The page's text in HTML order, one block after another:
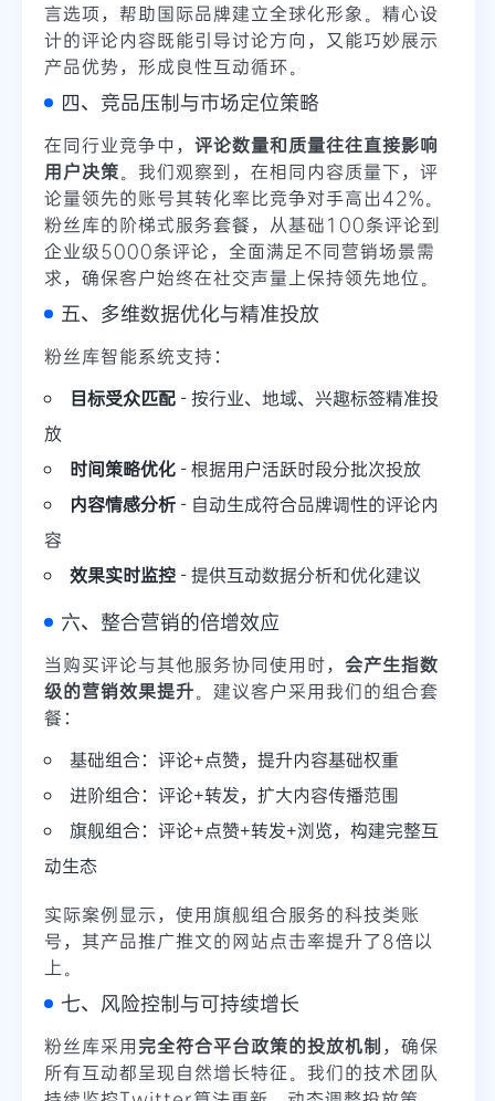
言选项，帮助国际品牌建立全球化形象。精心设
计的评论内容既能引导讨论方向，又能巧妙展示
产品优势，形成良性互动循环。
四、竞品压制与市场定位策略
在同行业竞争中， 评论数量和质量往往直接影响
用户决策。我们观察到，在相同内容质量下，评
论量领先的账号其转化率比竞争对手高出42%。
粉丝库的阶梯式服务套餐，从基础100条评论到
企业级5000条评论，全面满足不同营销场景需
求，确保客户始终在社交声量上保持领先地位。
五、多维数据优化与精准投放
粉丝库智能系统支持：
目标受众匹配 - 按行业、地域、兴趣标签精准投
放
时间策略优化 - 根据用户活跃时段分批次投放
内容情感分析 - 自动生成符合品牌调性的评论内
容
效果实时监控 - 提供互动数据分析和优化建议
六、整合营销的倍增效应
当购买评论与其他服务协同使用时， 会产生指数
级的营销效果提升。建议客户采用我们的组合套
餐：
基础组合：评论+点赞，提升内容基础权重
进阶组合：评论+转发，扩大内容传播范围
旗舰组合：评论+点赞+转发+浏览，构建完整互
动生态
实际案例显示，使用旗舰组合服务的科技类账
号，其产品推广推文的网站点击率提升了8倍以
上。
七、风险控制与可持续增长
粉丝库采用完全符合平台政策的投放机制，确保
所有互动都呈现自然增长特征。我们的技术团队